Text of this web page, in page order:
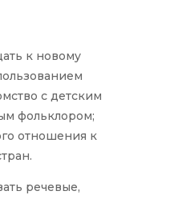
к новому
с детским
фольклором;
отношения к
речевые,